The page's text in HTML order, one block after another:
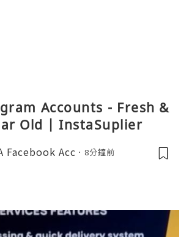
Accounts - Fresh &
Old | InstaSuplier
Facebook Acc 8分鐘前